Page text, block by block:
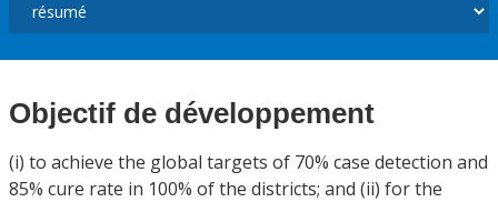
Objectif de développement
(i) to achieve the global targets of 70% case detection and
85% cure rate in 100% of the districts; and (ii) for the